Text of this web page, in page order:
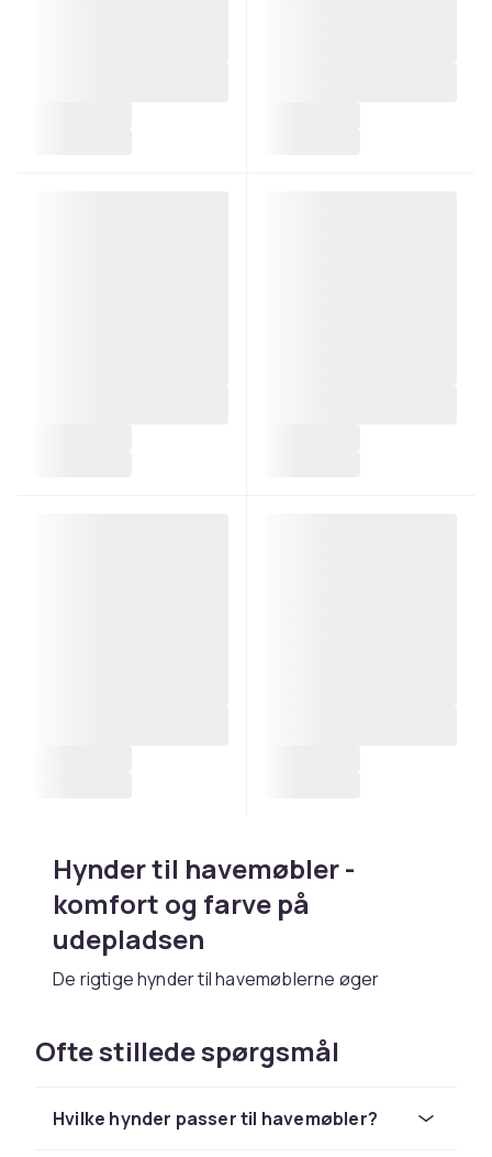
Hynder til havemøbler -
komfort og farve på
udepladsen
De rigtige hynder til havemøblerne øger
og mønstre. Hos CDON finder du siddehynder,
materialer fraHillerstorpogBrafab.
Ofte stillede spørgsmål
Hvilke hynder passer til havemøbler?